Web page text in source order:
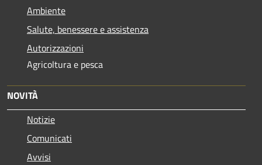
Ambiente
Salute, benessere e assistenza
Autorizzazioni
Agricoltura e pesca
NOVITÀ
Notizie
Comunicati
Avvisi